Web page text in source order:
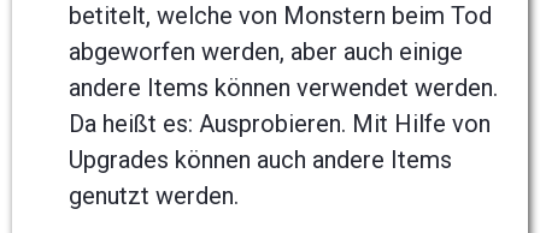
betitelt, welche von Monstern beim Tod
abgeworfen werden, aber auch einige
andere Items können verwendet werden.
Da heißt es: Ausprobieren. Mit Hilfe von
Upgrades können auch andere Items
genutzt werden.